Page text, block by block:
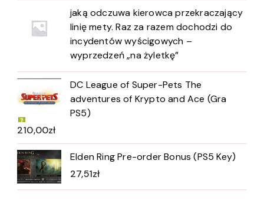
jaką odczuwa kierowca przekraczający
linię mety. Raz za razem dochodzi do
incydentów wyścigowych –
wyprzedzeń „na żyletkę”
DC League of Super-Pets The
adventures of Krypto and Ace (Gra
PS5)
210,00zł
Elden Ring Pre-order Bonus (PS5 Key)
27,51zł